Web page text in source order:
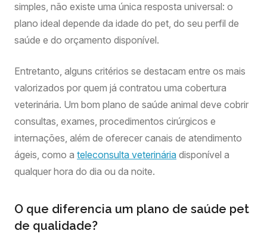
simples, não existe uma única resposta universal: o
plano ideal depende da idade do pet, do seu perfil de
saúde e do orçamento disponível.
Entretanto, alguns critérios se destacam entre os mais
valorizados por quem já contratou uma cobertura
veterinária. Um bom plano de saúde animal deve cobrir
consultas, exames, procedimentos cirúrgicos e
internações, além de oferecer canais de atendimento
ágeis, como a teleconsulta veterinária disponível a
qualquer hora do dia ou da noite.
O que diferencia um plano de saúde pet
de qualidade?